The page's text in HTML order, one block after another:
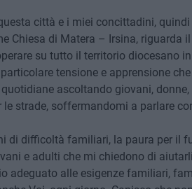
città e i miei concittadini, quindi
Chiesa di Matera – Irsina, riguarda il
su tutto il territorio diocesano
tensione e apprensione
ascoltando giovani, donne,
strade, soffermandomi a parlare
di difficoltà familiari, la paura per il
e adulti che mi chiedono di
adeguato alle esigenze familiari,